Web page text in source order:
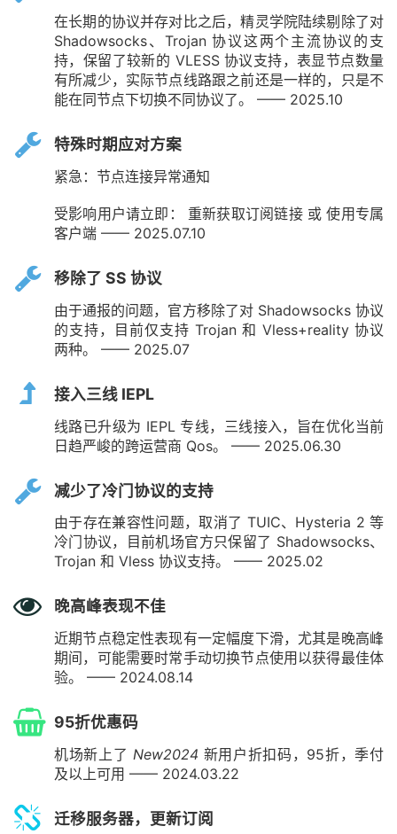
在长期的协议并存对比之后，精灵学院陆续剔除了对
Shadowsocks、Trojan 协议这两个主流协议的支
持，保留了较新的 VLESS 协议支持，表显节点数量
有所减少，实际节点线路跟之前还是一样的，只是不
能在同节点下切换不同协议了。 —— 2025.10
特殊时期应对方案
紧急：节点连接异常通知
受影响用户请立即： 重新获取订阅链接 或 使用专属
客户端 —— 2025.07.10
移除了 SS 协议
由于通报的问题，官方移除了对 Shadowsocks 协议
的支持，目前仅支持 Trojan 和 Vless+reality 协议
两种。 —— 2025.07
接入三线 IEPL
线路已升级为 IEPL 专线，三线接入，旨在优化当前
日趋严峻的跨运营商 Qos。 —— 2025.06.30
减少了冷门协议的支持
由于存在兼容性问题，取消了 TUIC、Hysteria 2 等
冷门协议，目前机场官方只保留了 Shadowsocks、
Trojan 和 Vless 协议支持。 —— 2025.02
晚高峰表现不佳
近期节点稳定性表现有一定幅度下滑，尤其是晚高峰
期间，可能需要时常手动切换节点使用以获得最佳体
验。 —— 2024.08.14
95折优惠码
机场新上了 New2024 新用户折扣码，95折，季付
及以上可用 —— 2024.03.22
迁移服务器，更新订阅